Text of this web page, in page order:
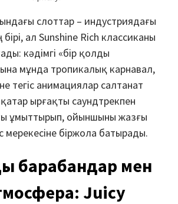
слоттар – индустриядағы
ал Sunshine Rich классиканы
кәдімгі «бір қолды
мұнда тропикалық карнавал,
тегіс анимациялар салтанат
қатар ырғақты саундтрекпен
ұмыттырып, ойыншыны жазғы
біржола батырады.
барабандар мен
Juicy